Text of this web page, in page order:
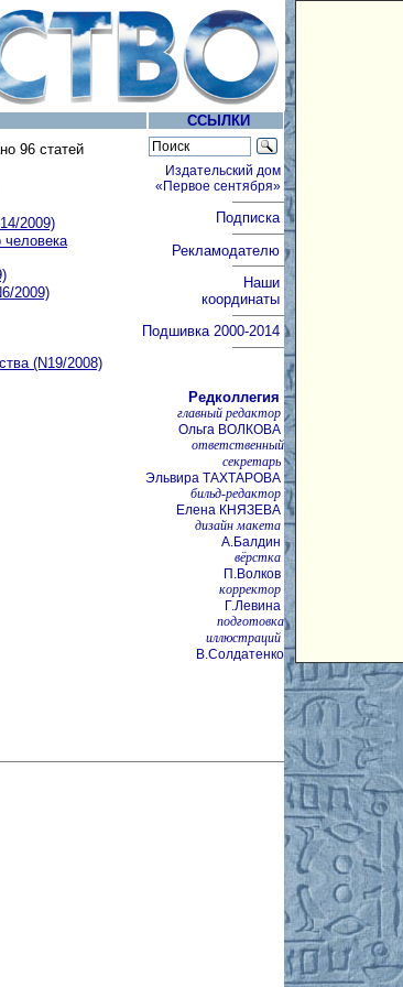
ССЫЛКИ
96 статей
2009)
человека
2009)
(N19/2008)
Издательский дом
«Первое сентября»
Подписка
Рекламодателю
Наши
координаты
Подшивка 2000-2014
Редколлегия
главный редактор
Ольга ВОЛКОВА
ответственный
секретарь
Эльвира ТАХТАРОВА
бильд-редактор
Елена КНЯЗЕВА
дизайн макета
А.Балдин
вёрстка
П.Волков
корректор
Г.Левина
подготовка
иллюстраций
В.Солдатенко